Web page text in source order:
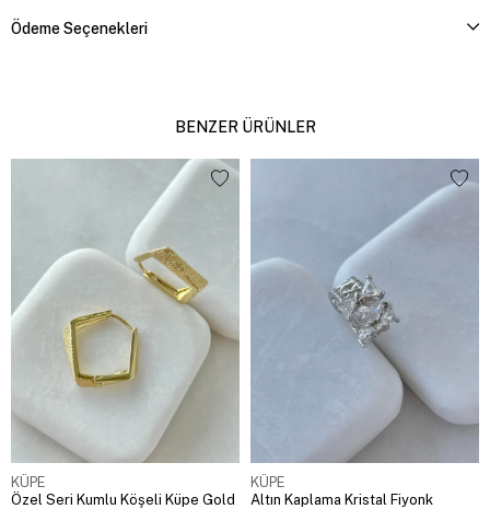
Ödeme Seçenekleri
BENZER ÜRÜNLER
KÜPE
Özel Seri Kumlu Köşeli Küpe Gold
KÜPE
Altın Kaplama Kristal Fiyonk